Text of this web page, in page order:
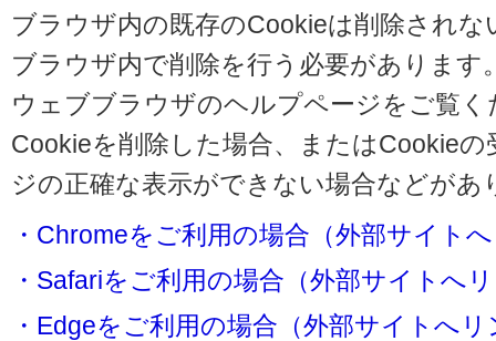
ブラウザ内の既存のCookieは削除され
ブラウザ内で削除を行う必要があります
ウェブブラウザのヘルプページをご覧く
Cookieを削除した場合、またはCookie
ジの正確な表示ができない場合などが
・Chromeをご利用の場合（外部サイト
・Safariをご利用の場合（外部サイトへ
・Edgeをご利用の場合（外部サイトへリ